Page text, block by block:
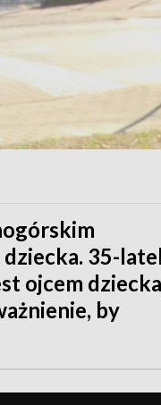
dziecka. 35-
ojcem
by